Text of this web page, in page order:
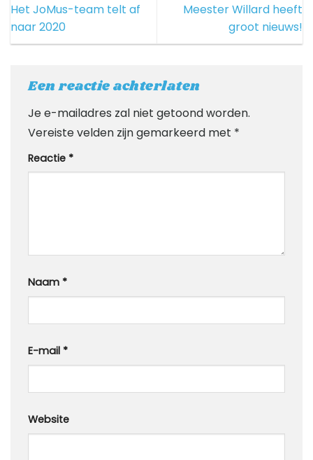
Het JoMus-team telt af
naar 2020
Meester Willard heeft
groot nieuws!
Een reactie achterlaten
Je e-mailadres zal niet getoond worden.
Vereiste velden zijn gemarkeerd met *
Reactie *
Naam *
E-mail *
Website